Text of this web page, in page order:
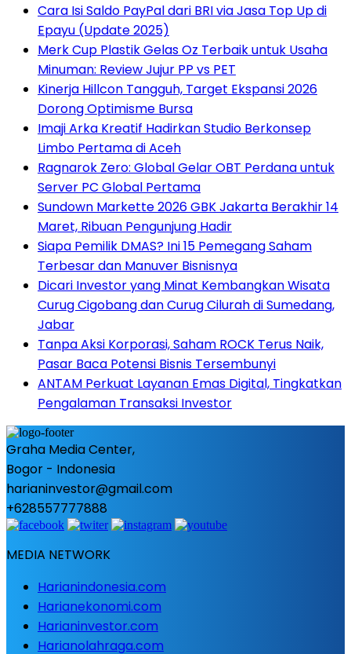
Cara Isi Saldo PayPal dari BRI via Jasa Top Up di
Epayu (Update 2025)
Merk Cup Plastik Gelas Oz Terbaik untuk Usaha
Minuman: Review Jujur PP vs PET
Kinerja Hillcon Tangguh, Target Ekspansi 2026
Dorong Optimisme Bursa
Imaji Arka Kreatif Hadirkan Studio Berkonsep
Limbo Pertama di Aceh
Ragnarok Zero: Global Gelar OBT Perdana untuk
Server PC Global Pertama
Sundown Markette 2026 GBK Jakarta Berakhir 14
Maret, Ribuan Pengunjung Hadir
Siapa Pemilik DMAS? Ini 15 Pemegang Saham
Terbesar dan Manuver Bisnisnya
Dicari Investor yang Minat Kembangkan Wisata
Curug Cigobang dan Curug Cilurah di Sumedang,
Jabar
Tanpa Aksi Korporasi, Saham ROCK Terus Naik,
Pasar Baca Potensi Bisnis Tersembunyi
ANTAM Perkuat Layanan Emas Digital, Tingkatkan
Pengalaman Transaksi Investor
Graha Media Center,
Bogor - Indonesia
harianinvestor@gmail.com
+628557777888
MEDIA NETWORK
Harianindonesia.com
Harianekonomi.com
Harianinvestor.com
Harianolahraga.com